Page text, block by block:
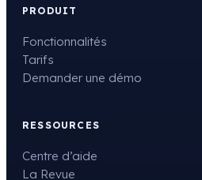
PRODUIT
Fonctionnalités
Tarifs
Demander une démo
RESSOURCES
Centre d’aide
La Revue